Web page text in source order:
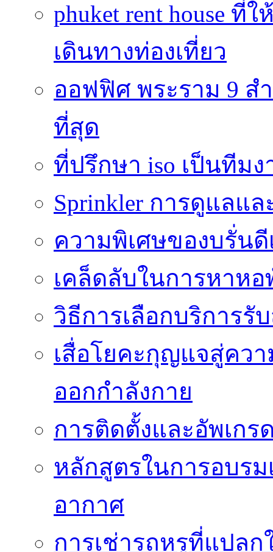
phuket rent house
เดินทางท่องเที่ยว
ออฟฟิศ พระราม 9 ส
ที่สุด
ที่ปรึกษา iso เป็นทีม
Sprinkler การดูแลแ
ความพิเศษของบรั่นดี
เคล็ดลับในการหาหอ
วิธีการเลือกบริการรั
เสื่อโยคะกุญแจสู่คว
ออกกำลังกาย
การติดตั้งและอัพเกรด
หลักสูตรในการอบร
อากาศ
การเช่ารถหรูที่แปลก